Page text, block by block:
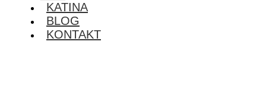
KATINA
BLOG
KONTAKT